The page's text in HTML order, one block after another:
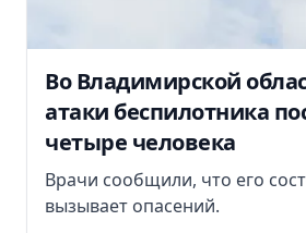
Во Владимирской
атаки беспилотника
четыре человека
Врачи сообщили, что его
вызывает опасений.